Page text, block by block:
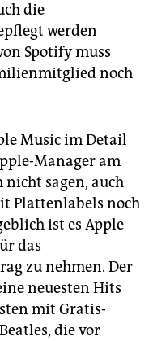
die
werden
Spotify muss
noch
Music im Detail
Manager am
nicht sagen, auch
Plattenlabels noch
ist es Apple
das
zu nehmen. Der
neuesten Hits
mit Gratis-
die vor